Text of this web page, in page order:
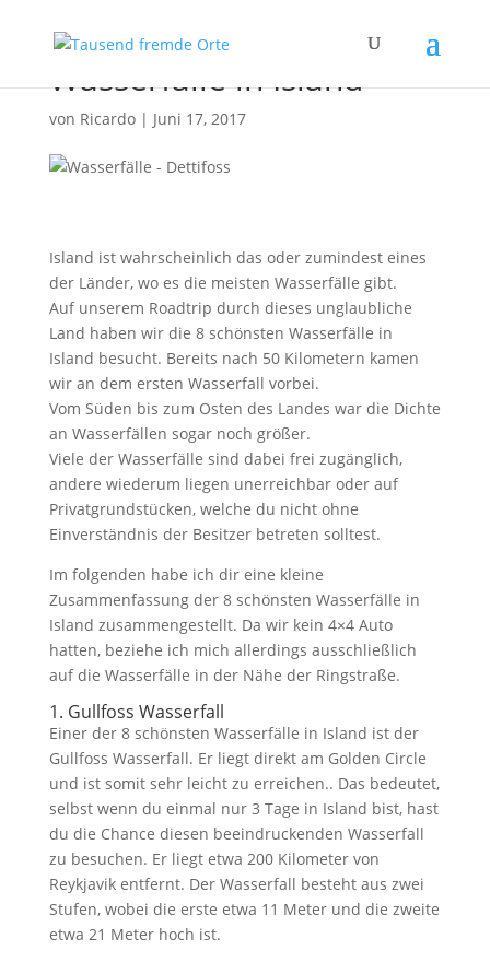
Die 8 schönsten
Wasserfälle in Island
von Ricardo| Juni 17, 2017
Island ist wahrscheinlich das oder zumindest eines
der Länder, wo es die meisten Wasserfälle gibt.
Auf unserem Roadtrip durch dieses unglaubliche
Land haben wir die 8 schönsten Wasserfälle in
Island besucht. Bereits nach 50 Kilometern kamen
wir an dem ersten Wasserfall vorbei.
Vom Süden bis zum Osten des Landes war die Dichte
an Wasserfällen sogar noch größer.
Viele der Wasserfälle sind dabei frei zugänglich,
andere wiederum liegen unerreichbar oder auf
Privatgrundstücken, welche du nicht ohne
Einverständnis der Besitzer betreten solltest.
Im folgenden habe ich dir eine kleine
Zusammenfassung der 8 schönsten Wasserfälle in
Island zusammengestellt. Da wir kein 4×4 Auto
hatten, beziehe ich mich allerdings ausschließlich
auf die Wasserfälle in der Nähe der Ringstraße.
1. Gullfoss Wasserfall
Einer der 8 schönsten Wasserfälle in Island ist der
Gullfoss Wasserfall. Er liegt direkt am Golden Circle
und ist somit sehr leicht zu erreichen.. Das bedeutet,
selbst wenn du einmal nur 3 Tage in Island bist, hast
du die Chance diesen beeindruckenden Wasserfall
zu besuchen. Er liegt etwa 200 Kilometer von
Reykjavik entfernt. Der Wasserfall besteht aus zwei
Stufen, wobei die erste etwa 11 Meter und die zweite
etwa 21 Meter hoch ist.